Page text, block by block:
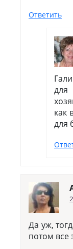
Ответить
как
для
Да уж,
потом все